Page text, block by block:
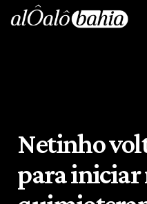
Netinho
para iniciar